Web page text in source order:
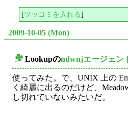
[ツッコミを入れる]
2009-10-05 (Mon)
Lookupのndwnjエージェン
使ってみた。で、UNIX 上の
く綺麗に出るのだけど、
し切れていないみたいだ。